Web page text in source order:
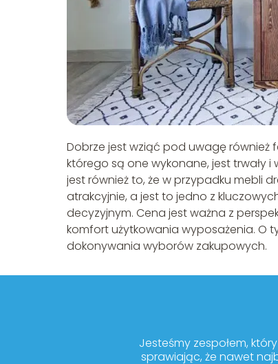
Dobrze jest wziąć pod uwagę również
którego są one wykonane, jest trwały
jest również to, że w przypadku mebli
atrakcyjnie, a jest to jedno z
decyzyjnym. Cena jest ważna z
komfort użytkowania wyposażenia. O
dokonywania wyborów zakupowych.
Jesteśmy zespołem,
sprawiając, że nawet